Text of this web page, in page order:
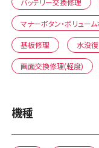
マナーボタン・ボリュー
基板修理 水没
画面交換修理(軽度)
機種